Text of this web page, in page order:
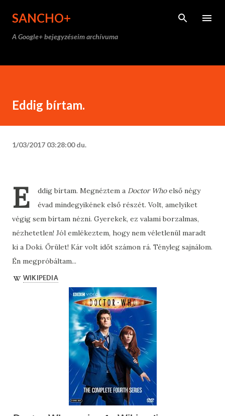
SANCHO+
A Google+ bejegyzéseim archívuma
Eddig bírtam.
1/03/2017 03:28:00 du.
E ddig bírtam. Megnéztem a Doctor Whoelső négy
évad mindegyikének első részét. Volt, amelyiket
végig sem bírtam nézni. Gyerekek, ez valami borzalmas,
nézhetetlen! Jól emlékeztem, hogy nem véletlenül maradt
ki a Doki. Őrület! Kár volt időt számon rá. Tényleg sajnálom.
Én megpróbáltam...